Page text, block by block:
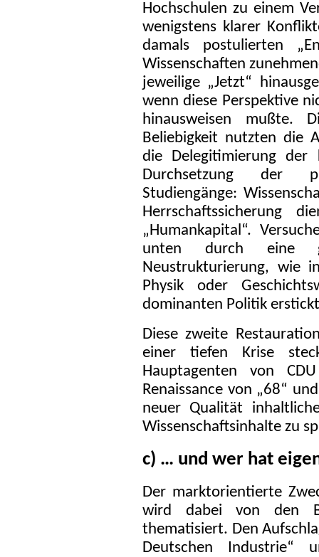
Hochschulen zu einem
wenigstens klarer
damals postulierten
Wissenschaften
jeweilige „Jetzt“
wenn diese Perspektive
hinausweisen mußte.
Beliebigkeit nutzten die
die Delegitimierung der
Durchsetzung der
Studiengänge:
Herrschaftssicherung
„Humankapital“.
unten durch eine
Neustrukturierung, wie
Physik oder
dominanten Politik
Diese zweite
einer tiefen Krise
Hauptagenten von
Renaissance von „68“
neuer Qualität
Wissenschaftsinhalte zu
c) … und wer hat
Der marktorientierte
wird dabei von den
thematisiert. Den
Deutschen Industrie“